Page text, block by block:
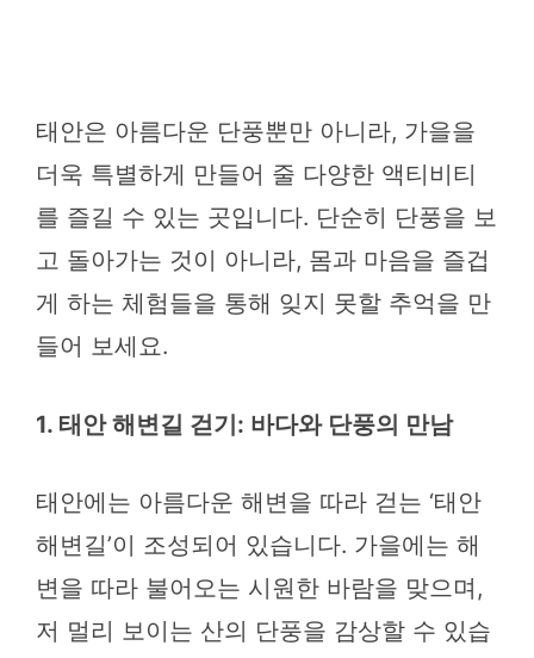
태안은 아름다운 단풍뿐만 아니라, 가을을
더욱 특별하게 만들어 줄 다양한 액티비티
를 즐길 수 있는 곳입니다. 단순히 단풍을 보
고 돌아가는 것이 아니라, 몸과 마음을 즐겁
게 하는 체험들을 통해 잊지 못할 추억을 만
들어 보세요.
1. 태안 해변길 걷기: 바다와 단풍의 만남
태안에는 아름다운 해변을 따라 걷는 ‘태안
해변길’이 조성되어 있습니다. 가을에는 해
변을 따라 불어오는 시원한 바람을 맞으며,
저 멀리 보이는 산의 단풍을 감상할 수 있습